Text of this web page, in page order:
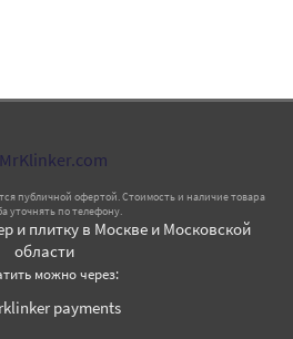
публичной офертой. Стоимость и наличие товара
уточнять по телефону.
и плитку в Москве и Московской
области
можно через: